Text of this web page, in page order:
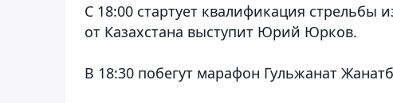
С 18:00 стартует квалификация стрельбы
от Казахстана выступит Юрий Юрков.
В 18:30 побегут марафон Гульжанат